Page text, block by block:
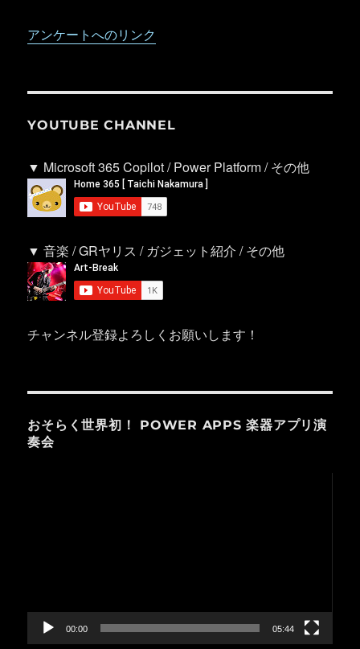
アンケートへのリンク
YOUTUBE CHANNEL
▼ Microsoft 365 Copilot / Power Platform / その他
▼ 音楽 / GRヤリス / ガジェット紹介 / その他
チャンネル登録よろしくお願いします！
おそらく世界初！ POWER APPS 楽器アプリ演
奏会
ー
00:00 05:44